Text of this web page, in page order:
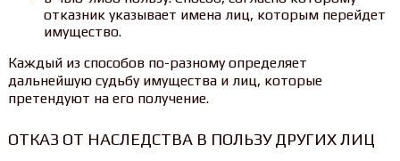
отказник указывает имена лиц, которым перейдет
имущество.
Каждый из способов по-разному определяет
дальнейшую судьбу имущества и лиц, которые
претендуют на его получение.
ОТКАЗ ОТ НАСЛЕДСТВА В ПОЛЬЗУ ДРУГИХ ЛИЦ